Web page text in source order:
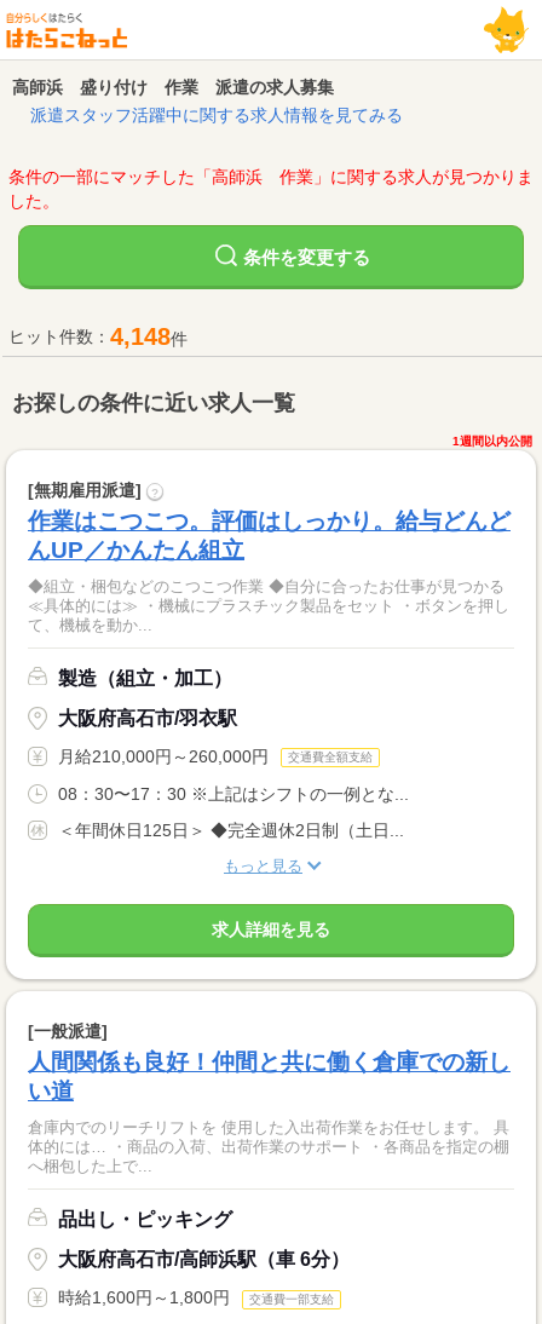
高師浜 盛り付け 作業 派遣の求人募集
派遣スタッフ活躍中に関する求人情報を見てみる
条件の一部にマッチした「高師浜 作業」に関する求人が見つかりま
した。
条件を変更する
ヒット件数： 4,148件
お探しの条件に近い求人一覧
1週間以内公開
[無期雇用派遣] ?
作業はこつこつ。評価はしっかり。給与どんど
んUP／かんたん組立
◆組立・梱包などのこつこつ作業 ◆自分に合ったお仕事が見つかる
≪具体的には≫ ・機械にプラスチック製品をセット ・ボタンを押し
て、機械を動か...
製造（組立・加工）
大阪府高石市/羽衣駅
月給210,000円～260,000円 交通費全額支給
08：30〜17：30 ※上記はシフトの一例とな...
＜年間休日125日＞ ◆完全週休2日制（土日...
もっと見る
求人詳細を見る
[一般派遣]
人間関係も良好！仲間と共に働く倉庫での新し
い道
倉庫内でのリーチリフトを 使用した入出荷作業をお任せします。 具
体的には… ・商品の入荷、出荷作業のサポート ・各商品を指定の棚
へ梱包した上で...
品出し・ピッキング
大阪府高石市/高師浜駅（車 6分）
時給1,600円～1,800円 交通費一部支給